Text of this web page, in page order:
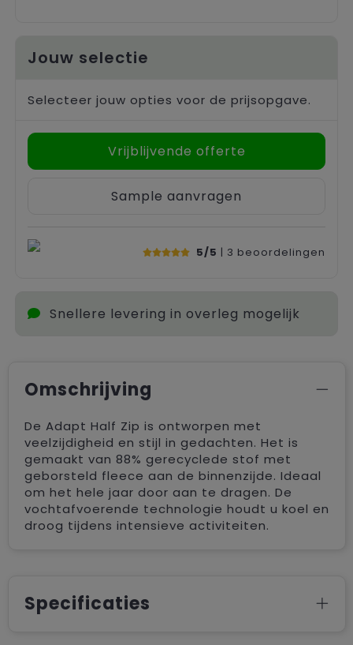
Jouw selectie
Selecteer jouw opties voor de prijsopgave.
Vrijblijvende offerte
Sample aanvragen
5/5 | 3 beoordelingen
Snellere levering in overleg mogelijk
Omschrijving
De Adapt Half Zip is ontworpen met
veelzijdigheid en stijl in gedachten. Het is
gemaakt van 88% gerecyclede stof met
geborsteld fleece aan de binnenzijde. Ideaal
om het hele jaar door aan te dragen. De
vochtafvoerende technologie houdt u koel en
droog tijdens intensieve activiteiten.
Specificaties